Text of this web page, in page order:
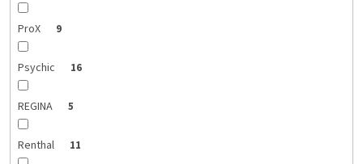
ProX 9
Psychic 16
REGINA 5
Renthal 11